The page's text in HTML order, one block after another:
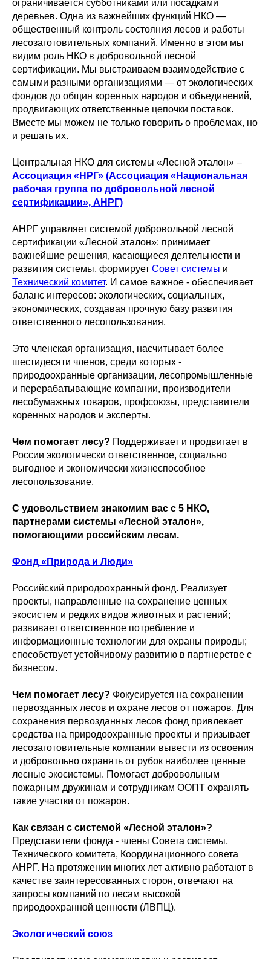
ограничивается субботниками или посадками
деревьев. Одна из важнейших функций НКО —
общественный контроль состояния лесов и работы
лесозаготовительных компаний. Именно в этом мы
видим роль НКО в добровольной лесной
сертификации. Мы выстраиваем взаимодействие с
самыми разными организациями — от экологических
фондов до общин коренных народов и объединений,
продвигающих ответственные цепочки поставок.
Вместе мы можем не только говорить о проблемах, но
и решать их.
Центральная НКО для системы «Лесной эталон» –
Ассоциация «НРГ» (Ассоциация «Национальная
рабочая группа по добровольной лесной
сертификации», АНРГ)
АНРГ управляет системой добровольной лесной
сертификации «Лесной эталон»: принимает
важнейшие решения, касающиеся деятельности и
развития системы, формирует Совет системы и
Технический комитет. И самое важное - обеспечивает
баланс интересов: экологических, социальных,
экономических, создавая прочную базу развития
ответственного лесопользования.
Это членская организация, насчитывает более
шестидесяти членов, среди которых -
природоохранные организации, лесопромышленные
и перерабатывающие компании, производители
лесобумажных товаров, профсоюзы, представители
коренных народов и эксперты.
Чем помогает лесу? Поддерживает и продвигает в
России экологически ответственное, социально
выгодное и экономически жизнеспособное
лесопользование.
С удовольствием знакомим вас с 5 НКО,
партнерами системы «Лесной эталон»,
помогающими российским лесам.
Фонд «Природа и Люди»
Российский природоохранный фонд. Реализует
проекты, направленные на сохранение ценных
экосистем и редких видов животных и растений;
развивает ответственное потребление и
информационные технологии для охраны природы;
способствует устойчивому развитию в партнерстве с
бизнесом.
Чем помогает лесу? Фокусируется на сохранении
первозданных лесов и охране лесов от пожаров. Для
сохранения первозданных лесов фонд привлекает
средства на природоохранные проекты и призывает
лесозаготовительные компании вывести из освоения
и добровольно охранять от рубок наиболее ценные
лесные экосистемы. Помогает добровольным
пожарным дружинам и сотрудникам ООПТ охранять
такие участки от пожаров.
Как связан с системой «Лесной эталон»?
Представители фонда - члены Совета системы,
Технического комитета, Координационного совета
АНРГ. На протяжении многих лет активно работают в
качестве заинтересованных сторон, отвечают на
запросы компаний по лесам высокой
природоохранной ценности (ЛВПЦ).
Экологический союз